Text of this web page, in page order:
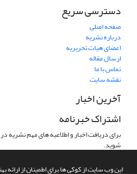
این وب سایت از کوکی ها برای اطمینان از ارائه
دسترسی سریع
صفحه اصلی
درباره نشریه
اعضای هیات تحریریه
ارسال مقاله
تماس با ما
نقشه سایت
آخرین اخبار
اشتراک خبرنامه
برای دریافت اخبار و اطلاعیه های مهم نشریه
شوید.